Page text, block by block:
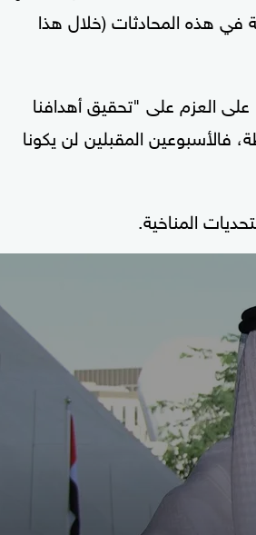
هذه المحادثات (خلال هذا
العزم على "تحقيق أهدافنا
المقبلين لن يكونا
المناخية.
Volume